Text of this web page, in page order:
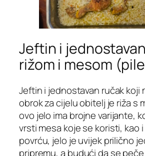
Jeftin i
rižom i mesom
Jeftin i jednostavan ručak koji
obrok za cijelu obitelj je riža s
ovo jelo ima brojne varijante,
vrsti mesa koje se koristi, kao
povrću, jelo je uvijek prilično
pripremu, a budući da se